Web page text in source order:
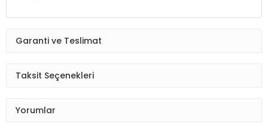
Garanti ve Teslimat
Taksit Seçenekleri
Yorumlar